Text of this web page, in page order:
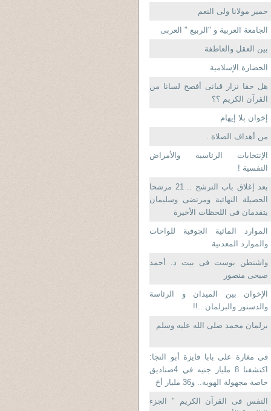
حمير مولانا ولى النعم
الجامعة العربية و "الربيع " العربى
بين العقل والعاطفة
الحضارة الإسلامية
هل حقا نزار قبانى أفصح لسانا من
القرآن الكريم ؟؟
إخوان بلا إيهام
من أهداف الصلاة .
الإنتخابات الرئاسية والأمراض
النفسية !
بعد إغلاق باب الترشح .. 21 مرشحا
الحصيلة النهائية ومرتضى وسليمان
يتقدمان فى اللحظات الأخيرة
الموارد المائية الجوفية للواحات
والموارد المعدنية
واشنطن بوست فى بيت د. أحمد
صبحى منصور
الإخوان بين الميدان و الرئاسة
والدستور والبرلمان ..!!
برلمان محمد صلى الله عليه وسلم
فى مغارة على بابا فايزة أبو النجا:
اكتشفنا 8 مليار جنيه في 4صناديق
خاصة مجهولة الهوية.. و36 مليار أخ
النفس فى القرآن الكريم " الجزء